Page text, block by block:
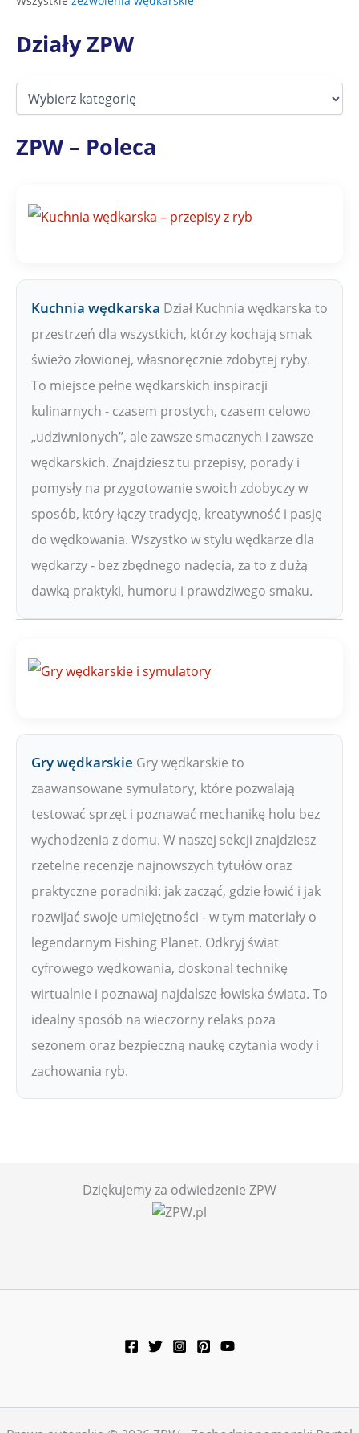
Działy ZPW
D
a
łZPW – Poleca
Kuchnia wędkarska Dział Kuchnia wędkarska to
przestrzeń dla wszystkich, którzy kochają smak
świeżo złowionej, własnoręcznie zdobytej ryby.
To miejsce pełne wędkarskich inspiracji
kulinarnych - czasem prostych, czasem celowo
„udziwnionych”, ale zawsze smacznych i zawsze
wędkarskich. Znajdziesz tu przepisy, porady i
pomysły na przygotowanie swoich zdobyczy w
sposób, który łączy tradycję, kreatywność i pasję
do wędkowania. Wszystko w stylu wędkarze dla
wędkarzy - bez zbędnego nadęcia, za to z dużą
dawką praktyki, humoru i prawdziwego smaku.
Gry wędkarskie Gry wędkarskie to
zaawansowane symulatory, które pozwalają
testować sprzęt i poznawać mechanikę holu bez
wychodzenia z domu. W naszej sekcji znajdziesz
rzetelne recenzje najnowszych tytułów oraz
praktyczne poradniki: jak zacząć, gdzie łowić i jak
rozwijać swoje umiejętności - w tym materiały o
legendarnym Fishing Planet. Odkryj świat
cyfrowego wędkowania, doskonal technikę
wirtualnie i poznawaj najdalsze łowiska świata. To
idealny sposób na wieczorny relaks poza
sezonem oraz bezpieczną naukę czytania wody i
zachowania ryb.
Dziękujemy za odwiedzenie ZPW